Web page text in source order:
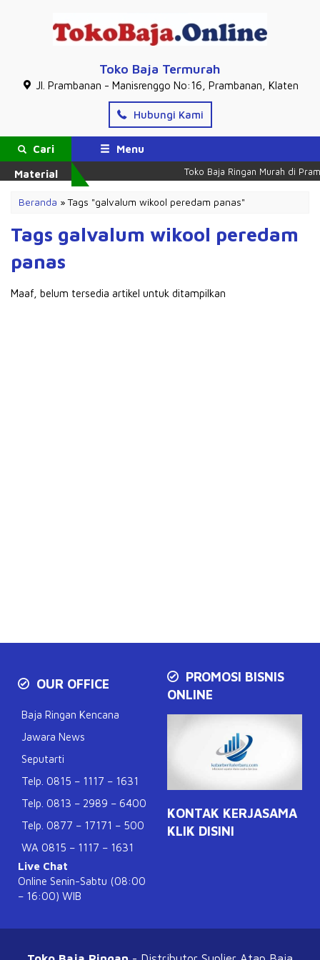
Toko Baja Termurah
Jl. Prambanan - Manisrenggo No:16, Prambanan, Klaten
Hubungi Kami
Cari
Material
Menu
Toko Baja Ringan Murah di
Beranda »Tags "galvalum wikool peredam panas"
Tags galvalum wikool peredam
panas
Maaf, belum tersedia artikel untuk ditampilkan
OUR OFFICE
Baja Ringan Kencana
Jawara News
Seputarti
Telp. 0815 – 1117 – 1631
Telp. 0813 – 2989 – 6400
Telp. 0877 – 17171 – 500
WA 0815 – 1117 – 1631
Live Chat
Online Senin-Sabtu (08:00
– 16:00) WIB
PROMOSI BISNIS
ONLINE
KONTAK KERJASAMA
KLIK DISINI